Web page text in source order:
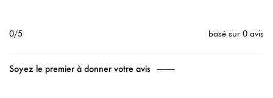
0/5 basé sur 0 avis
Soyez le premier à donner votre avis